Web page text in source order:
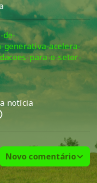
de-
acelera-
para-o-setor-
notícia
Novo comentário